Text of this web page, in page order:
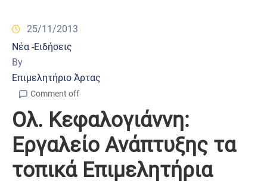
25/11/2013
Νέα -Ειδήσεις
By
Επιμελητήριο Άρτας
Comment off
Ολ. Κεφαλογιάννη:
Εργαλείο Ανάπτυξης τα
τοπικά Επιμελητήρια